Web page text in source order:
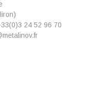
24 52 96 70